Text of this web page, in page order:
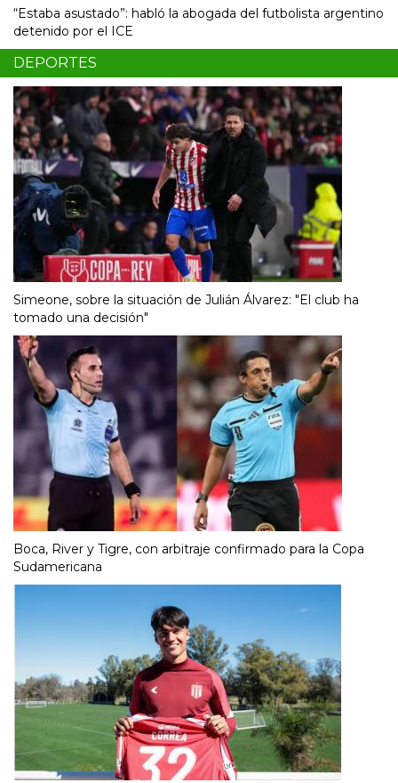
“Estaba asustado”: habló la abogada del futbolista argentino
detenido por el ICE
DEPORTES
Simeone, sobre la situación de Julián Álvarez: "El club ha
tomado una decisión"
Boca, River y Tigre, con arbitraje confirmado para la Copa
Sudamericana